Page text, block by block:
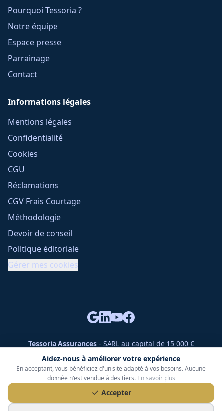
Aidez-nous à améliorer votre expérience
En acceptant, vous bénéficiez d'un site adapté à vos besoins. Aucune
donnée n'est vendue à des tiers. En savoir plus
Accepter
Pourquoi Tessoria ?
Notre équipe
Espace presse
Parrainage
Contact
Informations légales
Mentions légales
Confidentialité
Cookies
CGU
Réclamations
CGV Frais Courtage
Méthodologie
Devoir de conseil
Politique éditoriale
Gérer mes cookies
Tessoria Assurances- SARL au capital de 15 000 €
ORIAS n° 25007309 - RCS 990 206 179 - Membre du réseau
360 Courtage
RC Pro : Klarity - Contrat n° CCOUK000785
49 chemin des Gardettes Sine, 06570 Saint-Paul-de-Vence
© Tessoria Assurances. Tous droits réservés.